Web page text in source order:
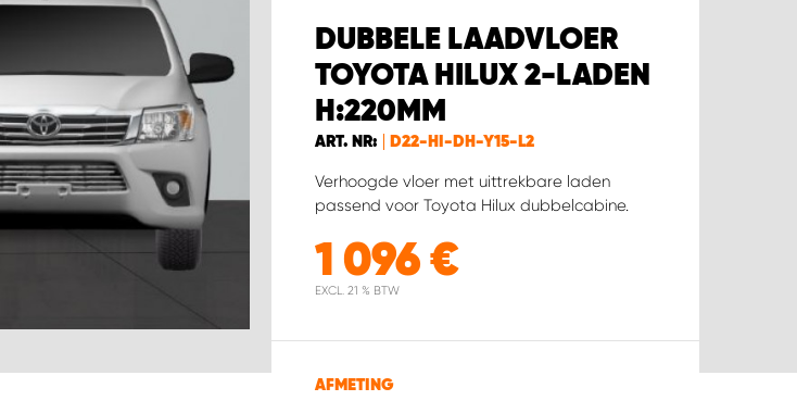
DUBBELE LAADVLOER
TOYOTA HILUX 2-LADEN
H:220MM
ART. NR: D22-HI-DH-Y15-L2
Verhoogde vloer met uittrekbare laden
passend voor Toyota Hilux dubbelcabine.
1 096 €
EXCL. 21 % BTW
AFMETING